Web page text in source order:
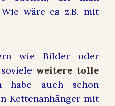
wäre es z.B. mit
wie Bilder oder
weitere tolle
habe auch schon
Kettenanhänger mit